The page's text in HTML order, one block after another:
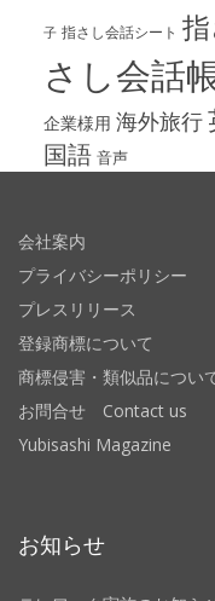
子 指さし会話シート
さし会話
企業様用 海外旅行
国語 音声
会社案内
プライバシーポリシー
プレスリリース
登録商標について
商標侵害・類似品につい
お問合せ Contact us
Yubisashi Magazine
お知らせ